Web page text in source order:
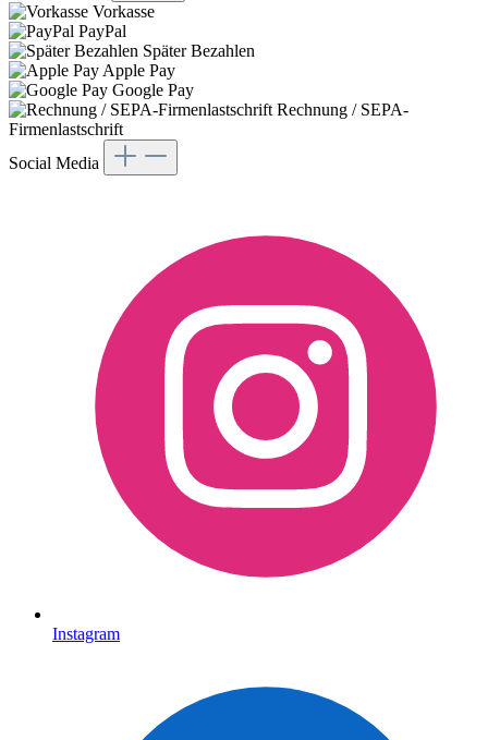
Vorkasse
PayPal
Später Bezahlen
Apple Pay
Google Pay
Rechnung / SEPA-
Firmenlastschrift
Social Media
Instagram